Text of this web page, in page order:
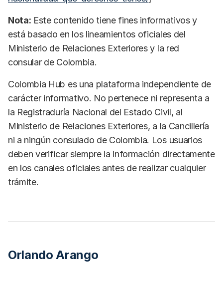
Nota: Este contenido tiene fines informativos y
está basado en los lineamientos oficiales del
Ministerio de Relaciones Exteriores y la red
consular de Colombia.
Colombia Hub es una plataforma independiente de
carácter informativo. No pertenece ni representa a
la Registraduría Nacional del Estado Civil, al
Ministerio de Relaciones Exteriores, a la Cancillería
ni a ningún consulado de Colombia. Los usuarios
deben verificar siempre la información directamente
en los canales oficiales antes de realizar cualquier
trámite.
Orlando Arango